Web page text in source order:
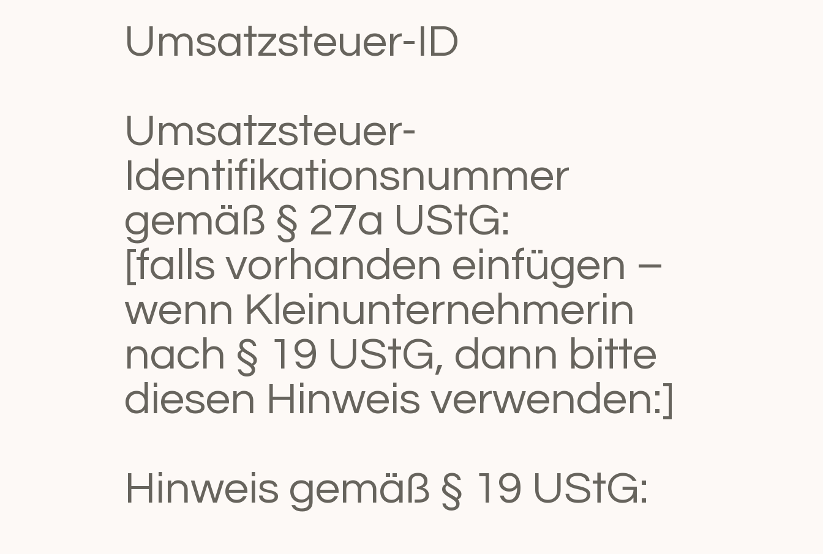
Umsatzsteuer-ID
Umsatzsteuer-
Identifikationsnummer
gemäß § 27a UStG:
[falls vorhanden einfügen –
wenn Kleinunternehmerin
nach § 19 UStG, dann bitte
diesen Hinweis verwenden:]
Hinweis gemäß § 19 UStG: